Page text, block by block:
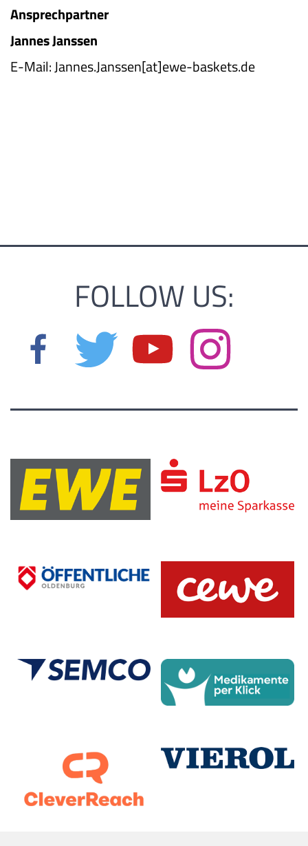
Ansprechpartner
Jannes Janssen
E-Mail: Jannes.Janssen[at]ewe-baskets.de
FOLLOW US: